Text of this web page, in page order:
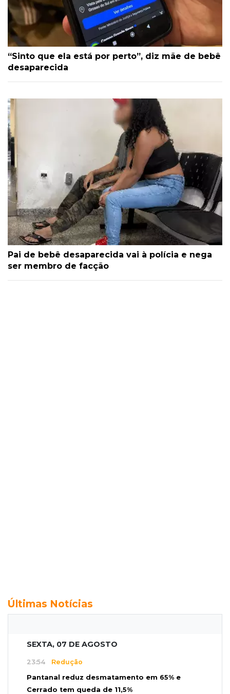
“Sinto que ela está por perto”, diz mãe de bebê
desaparecida
Pai de bebê desaparecida vai à polícia e nega
ser membro de facção
Últimas Notícias
SEXTA, 07 DE AGOSTO
23:54 Redução
Pantanal reduz desmatamento em 65% e
Cerrado tem queda de 11,5%